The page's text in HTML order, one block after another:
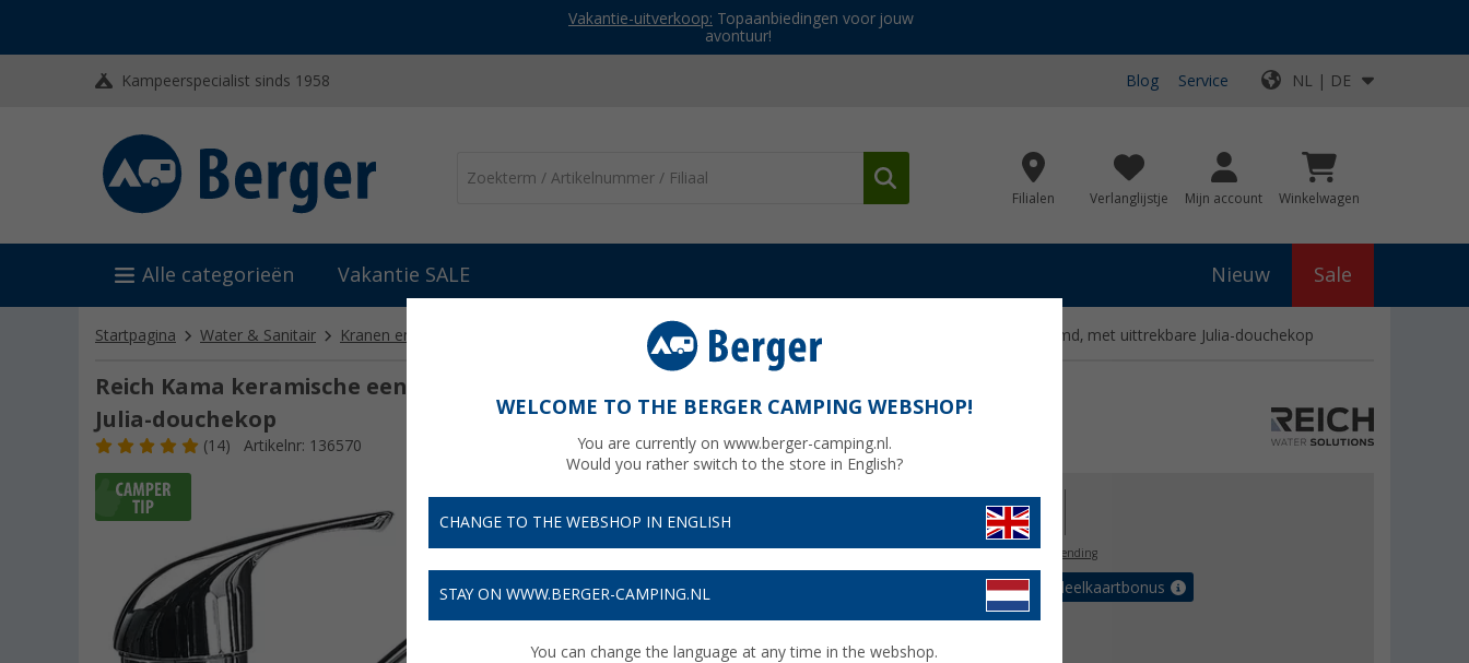
Vakantie-uitverkoop: Topaanbiedingen voor jouw
avontuur!
Kampeerspecialist sinds 1958 Blog Service NL | DE
Filialen Verlanglijstje Mijn account Winkelwagen
Alle categorieën Vakantie SALE Nieuw Sale
Startpagina Water & Sanitair Kranen en douchekoppen Reich Kama keramische eengreepsmengkraan, verchroomd, met uittrekbare Julia-douchekop
Reich Kama keramische eengreepsmengkraan, verchroomd, met uittrekbare
Julia-douchekop
(14) Artikelnr: 136570
€ 160,00
gratis verzending
€ met de voordeelkaartbonus
WELCOME TO THE BERGER CAMPING WEBSHOP!
You are currently on www.berger-camping.nl.
Would you rather switch to the store in English?
CHANGE TO THE WEBSHOP IN ENGLISH
STAY ON WWW.BERGER-CAMPING.NL
You can change the language at any time in the webshop.